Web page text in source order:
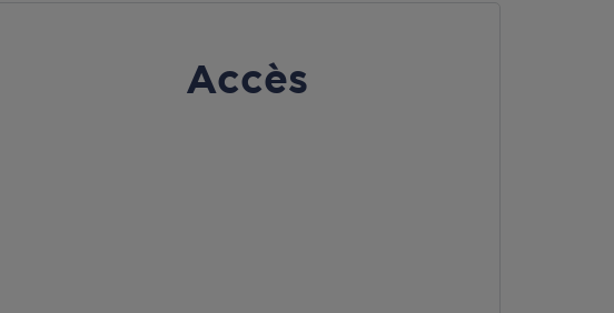
Accès